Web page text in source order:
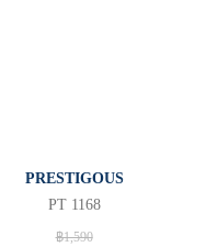
PRESTIGOUS
PT 1168
฿1,590